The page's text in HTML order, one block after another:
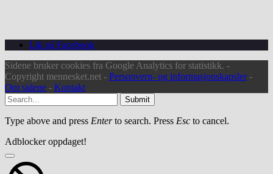
Lik på Facebook
Sidene bruker cookies fra Google Analytics for statistikk. -
Copyright mennesket.net - Personvern- og informasjonskapsler-
Om sidene - Kontakt
Submit
Type above and press Enterto search. Press Esc to cancel.
Adblocker oppdaget!